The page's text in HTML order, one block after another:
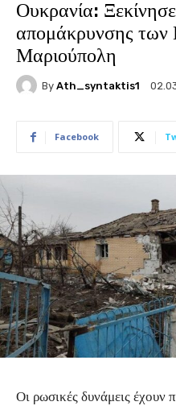
Ουκρανία:
απομάκρυνσης των
Μαριούπολη
By Ath_syntaktis1
Facebook
Οι ρωσικές δυνάμεις έχουν